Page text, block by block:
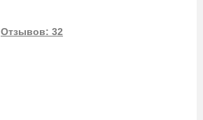
Отзывов: 32